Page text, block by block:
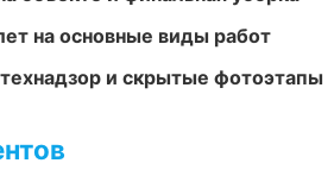
на основные виды работ
и скрытые фотоэтапы